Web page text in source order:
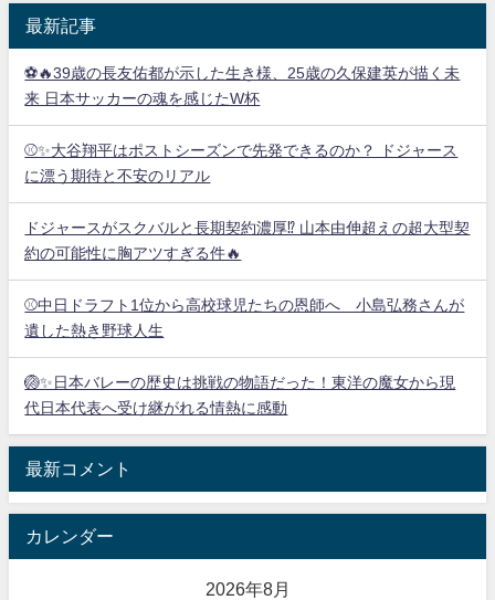
最新記事
⚽🔥39歳の長友佑都が示した生き様、25歳の久保建英が描く未
来 日本サッカーの魂を感じたW杯
⚾✨大谷翔平はポストシーズンで先発できるのか？ ドジャース
に漂う期待と不安のリアル
ドジャースがスクバルと長期契約濃厚⁉︎ 山本由伸超えの超大型契
約の可能性に胸アツすぎる件🔥
⚾中日ドラフト1位から高校球児たちの恩師へ 小島弘務さんが
遺した熱き野球人生
🏐✨日本バレーの歴史は挑戦の物語だった！東洋の魔女から現
代日本代表へ受け継がれる情熱に感動
最新コメント
カレンダー
2026年8月